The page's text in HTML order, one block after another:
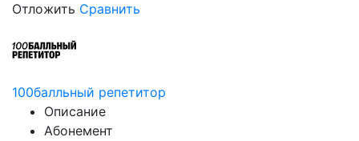
Отложить Сравнить
100балльный репетитор
Описание
Абонемент